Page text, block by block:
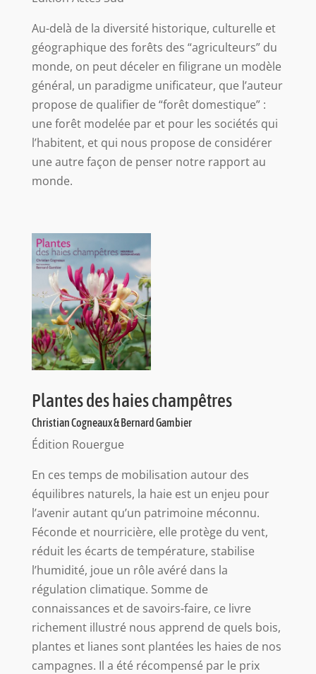
Au-delà de la diversité historique, culturelle et
géographique des forêts des “agriculteurs” du
monde, on peut déceler en filigrane un modèle
général, un paradigme unificateur, que l’auteur
propose de qualifier de “forêt domestique” :
une forêt modelée par et pour les sociétés qui
l’habitent, et qui nous propose de considérer
une autre façon de penser notre rapport au
monde.
Plantes des haies champêtres
Christian Cogneaux & Bernard Gambier
Édition Rouergue
En ces temps de mobilisation autour des
équilibres naturels, la haie est un enjeu pour
l’avenir autant qu’un patrimoine méconnu.
Féconde et nourricière, elle protège du vent,
réduit les écarts de température, stabilise
l’humidité, joue un rôle avéré dans la
régulation climatique. Somme de
connaissances et de savoirs-faire, ce livre
richement illustré nous apprend de quels bois,
plantes et lianes sont plantées les haies de nos
campagnes. Il a été récompensé par le prix